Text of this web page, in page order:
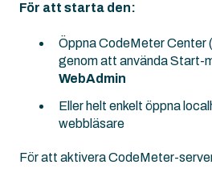
För att starta den:
Öppna CodeMeter Center
genom att använda Start-
WebAdmin
Eller helt enkelt öppna
webbläsare
För att aktivera CodeMeter-